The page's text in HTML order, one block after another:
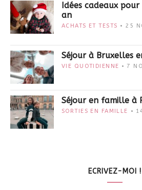
Idées cadeaux pour
an
ACHATS ET TESTS 25
Séjour à Bruxelles
VIE QUOTIDIENNE 7
Séjour en famille à
SORTIES EN FAMILLE
ECRIVEZ-MOI !